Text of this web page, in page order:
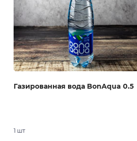
Газированная вода BonAqua 0.5
1 шт